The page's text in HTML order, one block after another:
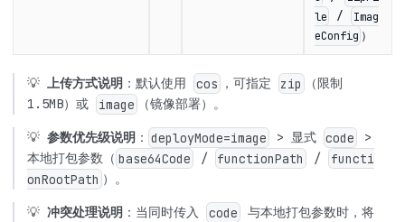
le
/
Imag
eConfig ）
💡 上传方式说明 ：默认使用 cos ，可指定 zip
（限制
1.5MB）或
image （镜像部署）。
💡 参数优先级说明 ： deployMode=image > 显式 code
>
本地打包参数（ base64Code / functionPath /
functi
onRootPath ）。
💡 冲突处理说明 ：当同时传入 code
与本地打包参数时，将